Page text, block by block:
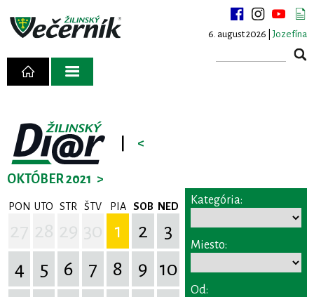
6. august 2026 | Jozefína
<
OKTÓBER 2021 >
PON UTO STR ŠTV PIA SOB NED
1 2
3
4
5 6 7 8 9 10
Kategória:
Miesto:
Od: